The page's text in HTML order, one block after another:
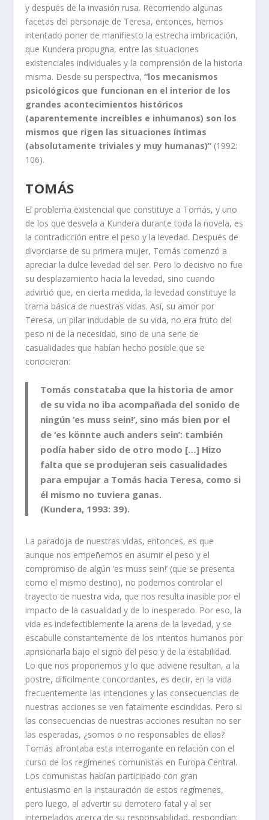
y después de la invasión rusa. Recorriendo algunas
facetas del personaje de Teresa, entonces, hemos
intentado poner de manifiesto la estrecha imbricación,
que Kundera propugna, entre las situaciones
existenciales individuales y la comprensión de la historia
misma. Desde su perspectiva,“los mecanismos
psicológicos que funcionan en el interior de los
grandes acontecimientos históricos
(aparentemente increíbles e inhumanos) son los
mismos que rigen las situaciones íntimas
(absolutamente triviales y muy humanas)” (1992:
106).
TOMÁS
El problema existencial que constituye a Tomás, y uno
de los que desvela a Kundera durante toda la novela, es
la contradicción entre el peso y la levedad. Después de
divorciarse de su primera mujer, Tomás comenzó a
apreciar la dulce levedad del ser. Pero lo decisivo no fue
su desplazamiento hacia la levedad, sino cuando
advirtió que, en cierta medida, la levedad constituye la
trama básica de nuestras vidas. Así, su amor por
Teresa, un pilar indudable de su vida, no era fruto del
peso ni de la necesidad, sino de una serie de
casualidades que habían hecho posible que se
conocieran:
Tomás constataba que la historia de amor
de su vida no iba acompañada del sonido de
ningún ‘es muss sein!’, sino más bien por el
de ‘es könnte auch anders sein’: también
podía haber sido de otro modo […] Hizo
falta que se produjeran seis casualidades
para empujar a Tomás hacia Teresa, como si
él mismo no tuviera ganas.
(Kundera, 1993: 39).
La paradoja de nuestras vidas, entonces, es que
aunque nos empeñemos en asumir el peso y el
compromiso de algún ‘es muss sein!’ (que se presenta
como el mismo destino), no podemos controlar el
trayecto de nuestra vida, que nos resulta inasible por el
impacto de la casualidad y de lo inesperado. Por eso, la
vida es indefectiblemente la arena de la levedad, y se
escabulle constantemente de los intentos humanos por
aprisionarla bajo el signo del peso y de la estabilidad.
Lo que nos proponemos y lo que adviene resultan, a la
postre, difícilmente concordantes, es decir, en la vida
frecuentemente las intenciones y las consecuencias de
nuestras acciones se ven fatalmente escindidas. Pero si
las consecuencias de nuestras acciones resultan no ser
las esperadas, ¿somos o no responsables de ellas?
Tomás afrontaba esta interrogante en relación con el
curso de los regímenes comunistas en Europa Central.
Los comunistas habían participado con gran
entusiasmo en la instauración de estos regímenes,
pero luego, al advertir su derrotero fatal y al ser
interpelados acerca de su responsabilidad, respondían: